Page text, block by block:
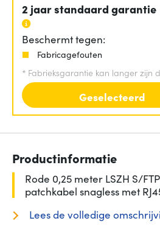
2 jaar standaard garantie
Beschermt tegen:
Fabricagefouten
* Fabrieksgarantie kan langer zijn
Geselecteerd
Productinformatie
Rode 0,25 meter LSZH S/
patchkabel snagless met
Lees de volledige